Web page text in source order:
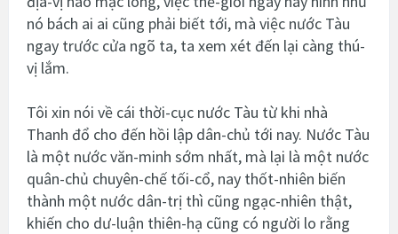
nó bách ai ai cũng phải biết tới, mà việc nước Tàu
ngay trước cửa ngõ ta, ta xem xét đến lại càng thú-
vị lắm.
Tôi xin nói về cái thời-cục nước Tàu từ khi nhà
Thanh đổ cho đến hồi lập dân-chủ tới nay. Nước Tàu
là một nước văn-minh sớm nhất, mà lại là một nước
quân-chủ chuyên-chế tối-cổ, nay thốt-nhiên biến
thành một nước dân-trị thì cũng ngạc-nhiên thật,
khiến cho dư-luận thiên-hạ cũng có người lo rằng